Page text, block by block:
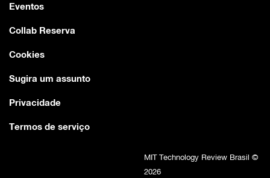
Eventos
Collab Reserva
Cookies
Sugira um assunto
Privacidade
Termos de serviço
MIT Technology Review Brasil ©
2026